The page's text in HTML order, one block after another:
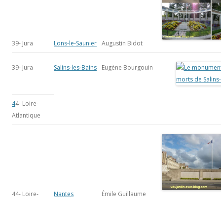
39- Jura Lons-le-Saunier Augustin Bidot
39- Jura Salins-les-Bains Eugène Bourgouin
44- Loire-
Atlantique
44- Loire-
Nantes Émile Guillaume